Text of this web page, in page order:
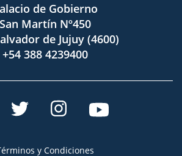
de Gobierno
San Martín Nº450
de Jujuy (4600)
+54 388 4239400
y Condiciones